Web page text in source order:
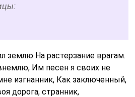
землю На растерзание врагам.
Им песен я своих не
изгнанник, Как заключенный,
дорога, странник,